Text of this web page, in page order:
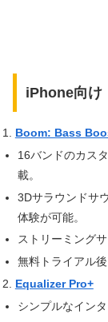
iPhone向け
Boom: Bass
16バンドのカス
載。
3Dサラウンドサ
体験が可能。
ストリーミング
無料トライアル
Equalizer Pro+
シンプルなイン